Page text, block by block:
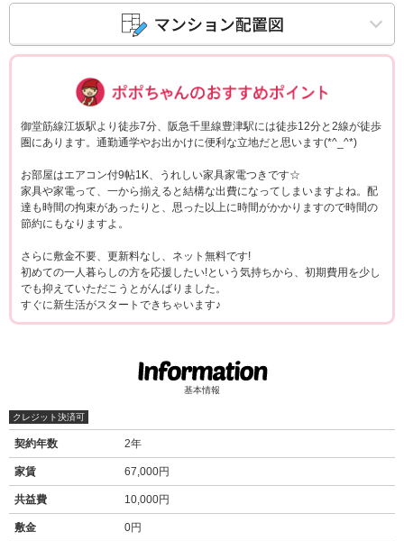
御堂筋線江坂駅より徒歩7分、阪急千里線豊津駅には徒歩12分と2線が徒歩
圏にあります。通勤通学やお出かけに便利な立地だと思います(*^_^*)
お部屋はエアコン付9帖1K、うれしい家具家電つきです☆
家具や家電って、一から揃えると結構な出費になってしまいますよね。配
達も時間の拘束があったりと、思った以上に時間がかかりますので時間の
節約にもなりますよ。
さらに敷金不要、更新料なし、ネット無料です!
初めての一人暮らしの方を応援したい!という気持ちから、初期費用を少し
でも抑えていただこうとがんばりました。
すぐに新生活がスタートできちゃいます♪
基本情報
クレジット決済可
契約年数 2年
家賃 67,000円
共益費 10,000円
敷金 0円